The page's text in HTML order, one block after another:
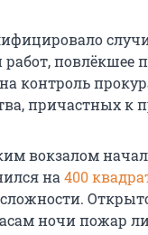
повлёкшее
контроль
причастных к
вокзалом
на 400
ночи пожар